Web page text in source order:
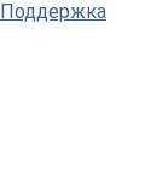
Поддержка